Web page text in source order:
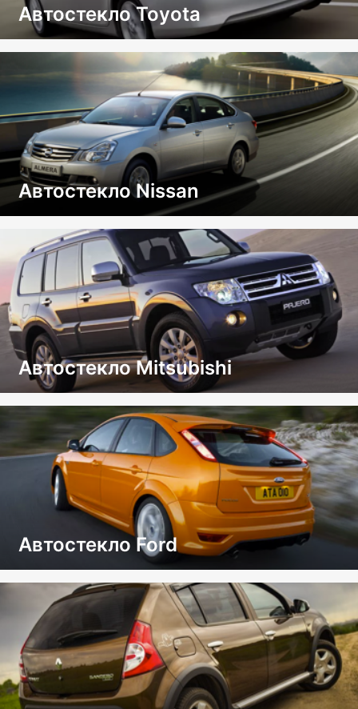
Автостекло Toyota
Автостекло Nissan
Автостекло Mitsubishi
Автостекло Ford